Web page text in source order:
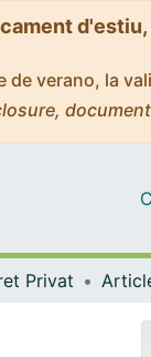
de verano, la
Privat